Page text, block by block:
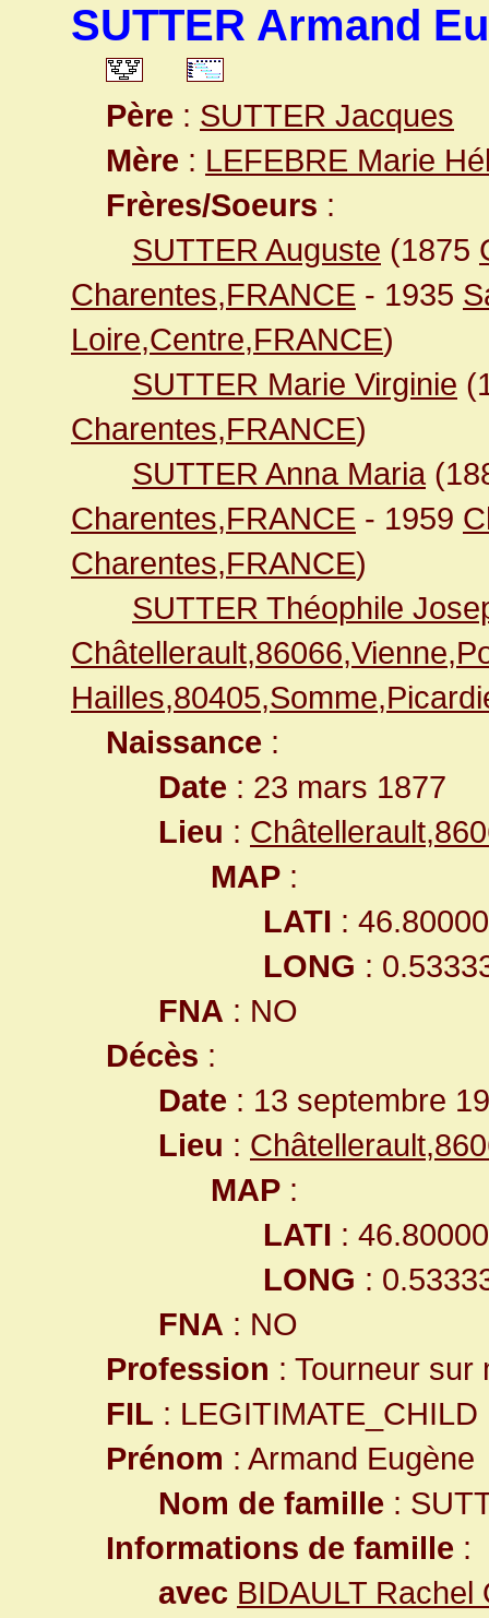
SUTTER Armand
Père : SUTTER Jacques
Mère : LEFEBRE Marie
Frères/Soeurs :
SUTTER Auguste (1875
Charentes,FRANCE - 1935
Loire,Centre,FRANCE)
SUTTER Marie Virginie
Charentes,FRANCE)
SUTTER Anna Maria
Charentes,FRANCE - 1959
Charentes,FRANCE)
SUTTER Théophile
Naissance :
Date : 23 mars 1877
Lieu :
MAP :
LATI :
LONG :
FNA : NO
Décès :
Date : 13 septembre
Lieu :
MAP :
LATI :
LONG :
FNA : NO
Profession : Tourneur sur
FIL : LEGITIMATE_CHILD
Prénom : Armand Eugène
Nom de famille :
Informations de famille :
avec BIDAULT Rachel